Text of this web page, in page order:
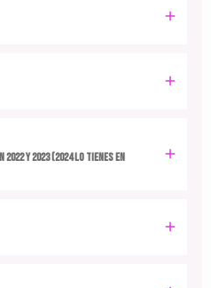
2022 y 2023 (2024 LO TIENES EN